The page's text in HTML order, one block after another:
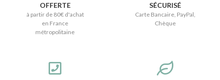
OFFERTE
à partir de 80€ d'achat
en France
métropolitaine
SÉCURISÉ
Carte Bancaire, PayPal,
Chèque